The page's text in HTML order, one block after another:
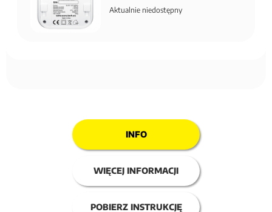
Aktualnie niedostępny
INFO
WIĘCEJ INFORMACJI
POBIERZ INSTRUKCJĘ